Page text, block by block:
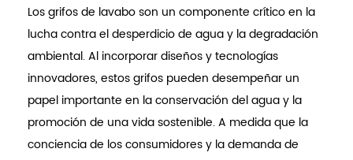
Los grifos de lavabo son un componente crítico en la
lucha contra el desperdicio de agua y la degradación
ambiental. Al incorporar diseños y tecnologías
innovadores, estos grifos pueden desempeñar un
papel importante en la conservación del agua y la
promoción de una vida sostenible. A medida que la
conciencia de los consumidores y la demanda de